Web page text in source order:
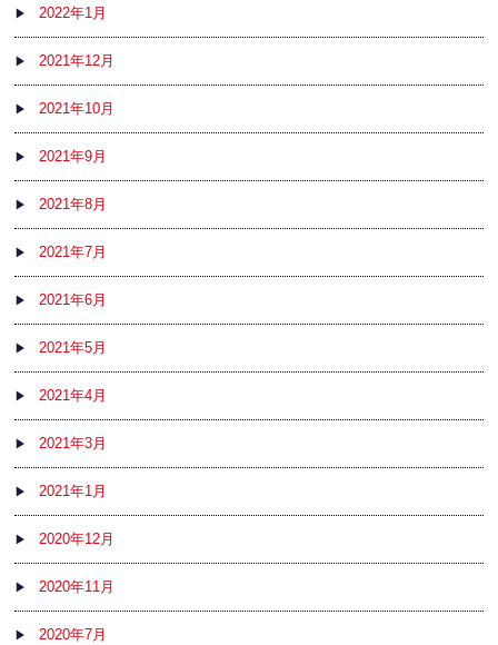
2022年1月
2021年12月
2021年10月
2021年9月
2021年8月
2021年7月
2021年6月
2021年5月
2021年4月
2021年3月
2021年1月
2020年12月
2020年11月
2020年7月